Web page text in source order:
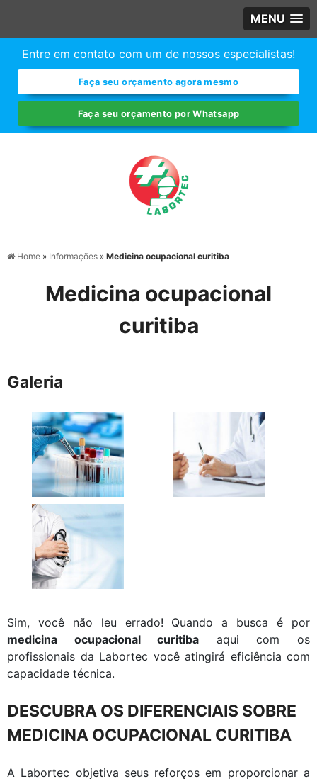
MENU
Entre em contato com um de nossos especialistas!
Faça seu orçamento agora mesmo
Faça seu orçamento por Whatsapp
Home » Informações » Medicina ocupacional curitiba
Medicina ocupacional
curitiba
Galeria
Sim, você não leu errado! Quando a busca é por
medicina ocupacional curitiba aqui com os
profissionais da Labortec você atingirá eficiência com
capacidade técnica.
DESCUBRA OS DIFERENCIAIS SOBRE
MEDICINA OCUPACIONAL CURITIBA
A Labortec objetiva seus reforços em proporcionar a